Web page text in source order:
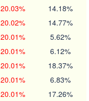
20.03% 14.18%
20.02% 14.77%
20.01% 5.62%
20.01% 6.12%
20.01% 18.37%
20.01% 6.83%
20.01% 17.26%